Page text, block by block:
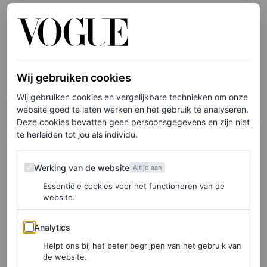
Dit bericht op Instagram bekijken
Wij gebruiken cookies
Wij gebruiken cookies en vergelijkbare technieken om onze
website goed te laten werken en het gebruik te analyseren.
Deze cookies bevatten geen persoonsgegevens en zijn niet
te herleiden tot jou als individu.
Werking van de website
Werking van de website Altijd aan
Essentiële cookies voor het functioneren van de
website.
Analytics
Analytics
Helpt ons bij het beter begrijpen van het gebruik van
de website.